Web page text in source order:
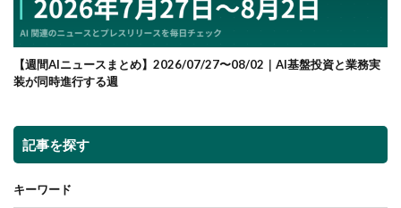
【週間AIニュースまとめ】2026/07/27〜08/02｜AI基盤投資と業務実
装が同時進行する週
記事を探す
キーワード